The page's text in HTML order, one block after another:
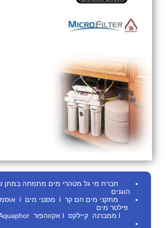
חברת מי גל מטהרי מים מתמחה במתן
הוגנים
מתקני מים חם קר מסנני מים
פילטר מים
ממברנה קיילקס
אקווהפור Aquaphor